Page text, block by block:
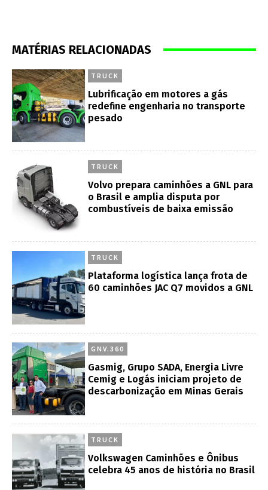
MATÉRIAS RELACIONADAS
TRUCK
Lubrificação em motores a gás
redefine engenharia no transporte
pesado
TRUCK
Volvo prepara caminhões a GNL para
o Brasil e amplia disputa por
combustíveis de baixa emissão
TRUCK
Plataforma logística lança frota de
60 caminhões JAC Q7 movidos a GNL
GNV.360
Gasmig, Grupo SADA, Energia Livre
Cemig e Logás iniciam projeto de
descarbonização em Minas Gerais
TRUCK
Volkswagen Caminhões e Ônibus
celebra 45 anos de história no Brasil